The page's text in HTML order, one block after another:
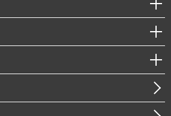
コンプライアンス）・防災（政策）
）